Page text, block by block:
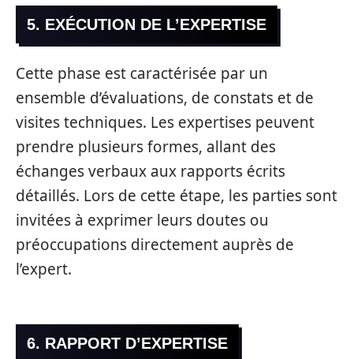
5. EXÉCUTION DE L’EXPERTISE
Cette phase est caractérisée par un
ensemble d’évaluations, de constats et de
visites techniques. Les expertises peuvent
prendre plusieurs formes, allant des
échanges verbaux aux rapports écrits
détaillés. Lors de cette étape, les parties sont
invitées à exprimer leurs doutes ou
préoccupations directement auprès de
l’expert.
6. RAPPORT D’EXPERTISE